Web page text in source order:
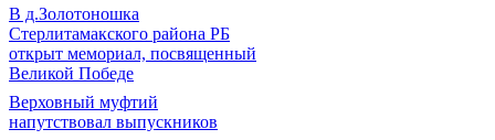
В д.Золотоношка
Стерлитамакского района РБ
открыт мемориал, посвященный
Великой Победе
Верховный муфтий
напутствовал выпускников